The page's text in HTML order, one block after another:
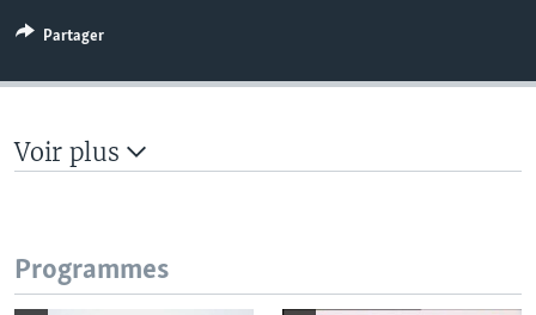
Partager
Voir plus
Programmes